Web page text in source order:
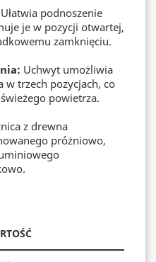
Ułatwia podnoszenie
je w pozycji otwartej,
zamknięciu.
Uchwyt umożliwia
w trzech pozycjach, co
powietrza.
z drewna
próżniowo,